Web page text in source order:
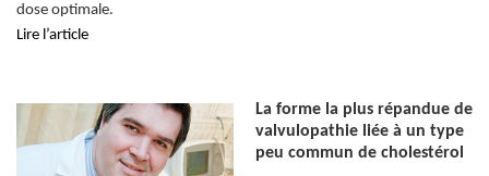
dose optimale.
Lire l’article
La forme la plus répandue de
valvulopathie liée à un type
peu commun de cholestérol